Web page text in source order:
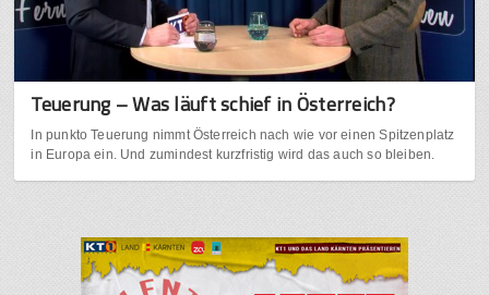
Teuerung – Was läuft schief in Österreich?
In punkto Teuerung nimmt Österreich nach wie vor einen Spitzenplatz
in Europa ein. Und zumindest kurzfristig wird das auch so bleiben.